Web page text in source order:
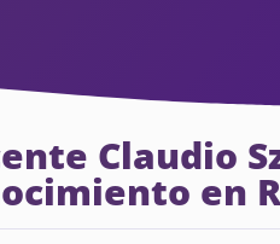
Claudio
en